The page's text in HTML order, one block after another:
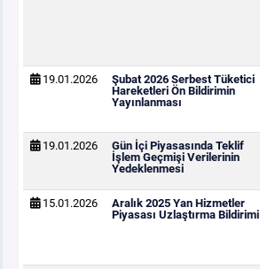
19.01.2026
Şubat 2026 Serbest Tüketici
Hareketleri Ön Bildirimin
Yayınlanması
19.01.2026
Gün İçi Piyasasında Teklif
İşlem Geçmişi Verilerinin
Yedeklenmesi
15.01.2026
Aralık 2025 Yan Hizmetler
Piyasası Uzlaştırma Bildirimi